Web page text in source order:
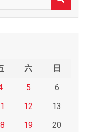
六
日
5
6
12
13
19
20